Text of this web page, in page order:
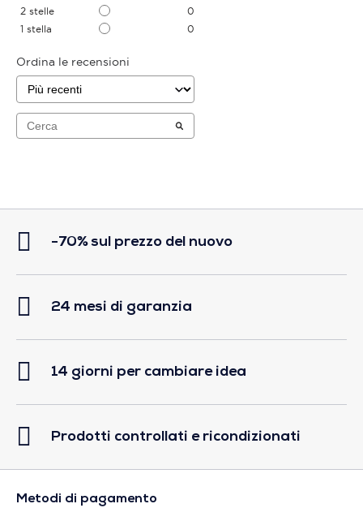
2 stelle
0
1 stella 0
Ordina le recensioni
-70% sul prezzo del nuovo
24 mesi di garanzia
14 giorni per cambiare idea
Prodotti controllati e ricondizionati
Metodi di pagamento